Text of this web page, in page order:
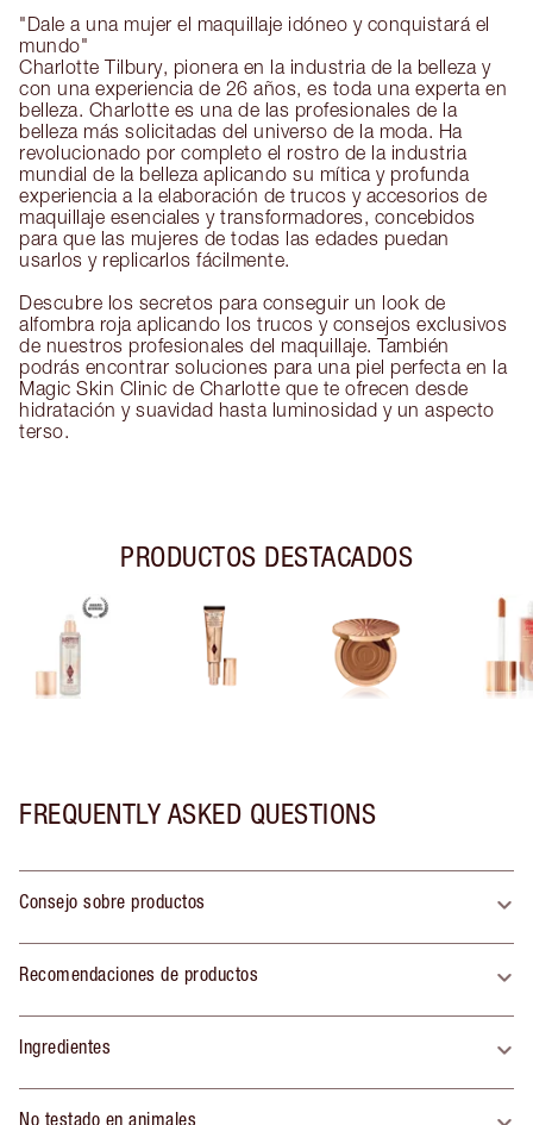
"Dale a una mujer el maquillaje idóneo y conquistará el
mundo"
Charlotte Tilbury, pionera en la industria de la belleza y
con una experiencia de 26 años, es toda una experta en
belleza. Charlotte es una de las profesionales de la
belleza más solicitadas del universo de la moda. Ha
revolucionado por completo el rostro de la industria
mundial de la belleza aplicando su mítica y profunda
experiencia a la elaboración de trucos y accesorios de
maquillaje esenciales y transformadores, concebidos
para que las mujeres de todas las edades puedan
usarlos y replicarlos fácilmente.
Descubre los secretos para conseguir un look de
alfombra roja aplicando los trucos y consejos exclusivos
de nuestros profesionales del maquillaje. También
podrás encontrar soluciones para una piel perfecta en la
Magic Skin Clinic de Charlotte que te ofrecen desde
hidratación y suavidad hasta luminosidad y un aspecto
terso.
PRODUCTOS DESTACADOS
FREQUENTLY ASKED QUESTIONS
Consejo sobre productos
Recomendaciones de productos
Ingredientes
No testado en animales